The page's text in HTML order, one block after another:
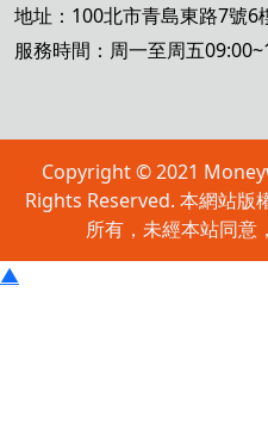
地址：100北市青島東路7號6
服務時間：周一至周五
Copyright © 2021
Rights Reserved. 本網站版
所有，未經本站同意
▲